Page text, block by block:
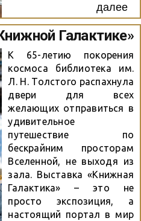
поэтических стилей
символизма и акмеизма,
выявлению их
не нуждается в
представлении, – Льва
Николаевича Толстого.
Конечно, куда же без
главного романа
писателя? Мы
погрузились в обсуждение
эпопеи «Война и мир».
Говорили о том, как
непросто создавался
этот роман, о судьбах
героев, об их вечных
поисках смысла жизни –
того самого
«неспокойствия», которое
заставляет читателя
далее
Галактике»
К 65-летию покорения
космоса библиотека им.
Л. Н. Толстого распахнула
двери для всех
желающих отправиться в
удивительное
путешествие по
бескрайним просторам
Вселенной, не выходя из
зала. Выставка «Книжная
Галактика» – это не
просто экспозиция, а
настоящий портал в мир